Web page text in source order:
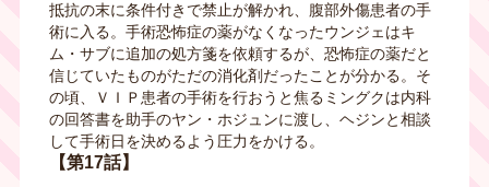
抵抗の末に条件付きで禁止が解かれ、腹部外傷患者の手
術に入る。手術恐怖症の薬がなくなったウンジェはキ
ム・サブに追加の処方箋を依頼するが、恐怖症の薬だと
信じていたものがただの消化剤だったことが分かる。そ
の頃、ＶＩＰ患者の手術を行おうと焦るミングクは内科
の回答書を助手のヤン・ホジュンに渡し、ヘジンと相談
して手術日を決めるよう圧力をかける。
【第17話】